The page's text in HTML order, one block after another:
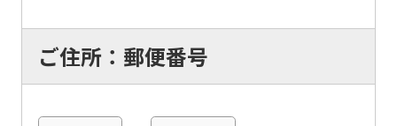
ご住所：郵便番号